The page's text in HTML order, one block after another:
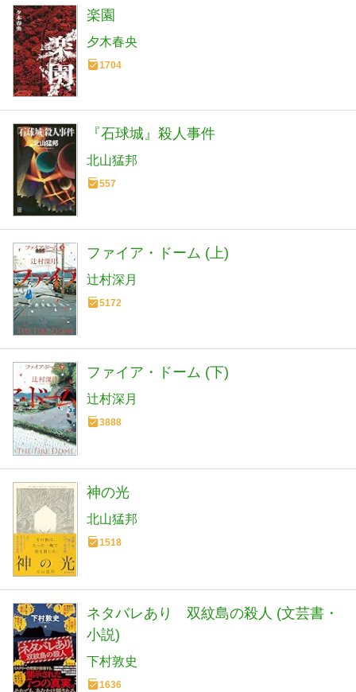
楽園
夕木春央
1704
『石球城』殺人事件
北山猛邦
557
ファイア・ドーム (上)
辻村深月
5172
ファイア・ドーム (下)
辻村深月
3888
神の光
北山猛邦
1518
ネタバレあり 双紋島の殺人 (文芸書・
小説)
下村敦史
1636